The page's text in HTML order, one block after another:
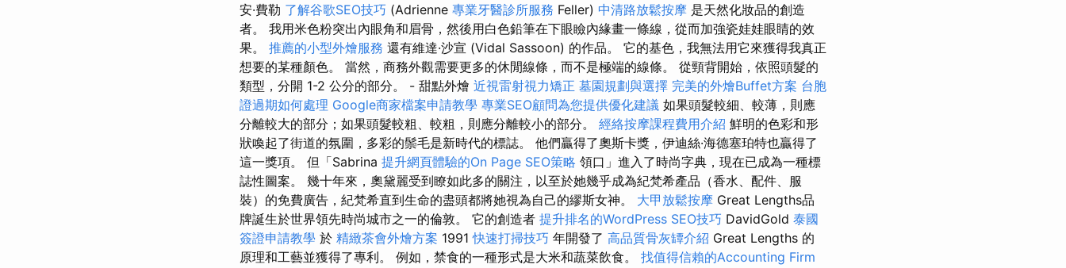
安·費勒 了解谷歌SEO技巧 (Adrienne 專業牙醫診所服務 Feller) 中清路放鬆按摩 是天然化妝品的創造
者。 我用米色粉突出內眼角和眉骨，然後用白色鉛筆在下眼瞼內緣畫一條線，從而加強瓷娃娃眼睛的效
果。 推薦的小型外燴服務 還有維達·沙宣 (Vidal Sassoon) 的作品。 它的基色，我無法用它來獲得我真正
想要的某種顏色。 當然，商務外觀需要更多的休閒線條，而不是極端的線條。 從頸背開始，依照頭髮的
類型，分開 1-2 公分的部分。 - 甜點外燴 近視雷射視力矯正 墓園規劃與選擇 完美的外燴Buffet方案 台胞
證過期如何處理 Google商家檔案申請教學 專業SEO顧問為您提供優化建議 如果頭髮較細、較薄，則應
分離較大的部分；如果頭髮較粗、較粗，則應分離較小的部分。 經絡按摩課程費用介紹 鮮明的色彩和形
狀喚起了街道的氛圍，多彩的鬃毛是新時代的標誌。 他們贏得了奧斯卡獎，伊迪絲·海德塞珀特也贏得了
這一獎項。 但「Sabrina 提升網頁體驗的On Page SEO策略 領口」進入了時尚字典，現在已成為一種標
誌性圖案。 幾十年來，奧黛麗受到瞭如此多的關注，以至於她幾乎成為紀梵希產品（香水、配件、服
裝）的免費廣告，紀梵希直到生命的盡頭都將她視為自己的繆斯女神。 大甲放鬆按摩 Great Lengths品
牌誕生於世界領先時尚城市之一的倫敦。 它的創造者 提升排名的WordPress SEO技巧 DavidGold 泰國
簽證申請教學 於 精緻茶會外燴方案 1991快速打掃技巧 年開發了 高品質骨灰罈介紹 Great Lengths 的
原理和工藝並獲得了專利。 例如，禁食的一種形式是大米和蔬菜飲食。 找值得信賴的Accounting Firm